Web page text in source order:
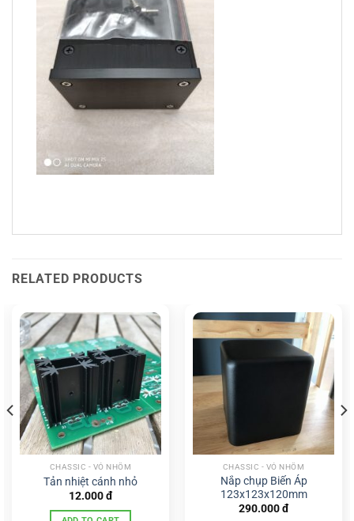
RELATED PRODUCTS
CHASSIC - VỎ NHÔM
Tản nhiệt cánh nhỏ
12.000đ
CHASSIC - VỎ NHÔM
Nắp chụp Biến Áp
123x123x120mm
290.000đ